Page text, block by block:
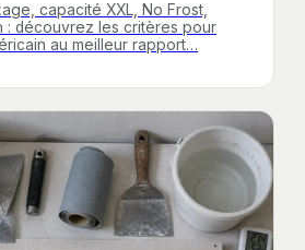
capacité XXL, No Frost,
: découvrez les critères pour
au meilleur rapport…